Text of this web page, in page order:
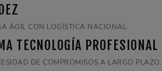
ÁGIL CON LOGÍSTICA NACIONAL.
TECNOLOGÍA PROFESIONAL
DE COMPROMISOS A LARGO PLAZO.